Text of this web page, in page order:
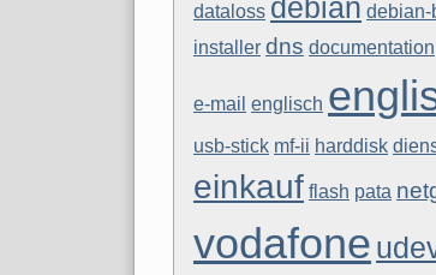
dataloss debian debian-
installer dns documentation
e-mail englisch
usb-stick mf-ii harddisk
einkauf flash pata
vodafone